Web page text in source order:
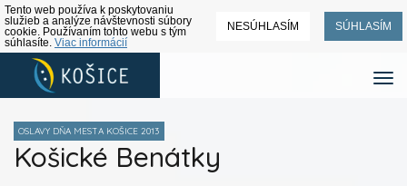
Tento web používa k poskytovaniu
služieb a analýze návštevnosti súbory
cookie. Používaním tohto webu s tým
súhlasíte. Viac informácií
NESÚHLASÍM SÚHLASÍM
OSLAVY DŇA MESTA KOŠICE 2013
Košické Benátky